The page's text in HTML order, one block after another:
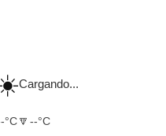
Cargando...
°C🔽 --°C